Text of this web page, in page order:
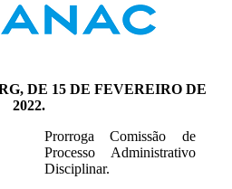
DE 15 DE FEVEREIRO DE
2022.
Prorroga Comissão de
Processo Administrativo
Disciplinar.